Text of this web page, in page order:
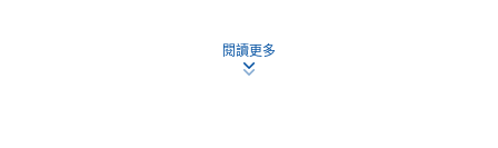
本課程在資歴架構下獲得認可 (資歴架構第3級)
閱讀更多